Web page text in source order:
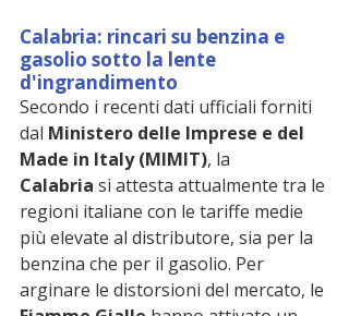
Calabria: rincari su benzina e
gasolio sotto la lente
d'ingrandimento
Secondo i recenti dati ufficiali forniti
dal Ministero delle Imprese e del
Made in Italy (MIMIT), la
Calabria si attesta attualmente tra le
regioni italiane con le tariffe medie
più elevate al distributore, sia per la
benzina che per il gasolio. Per
arginare le distorsioni del mercato, le